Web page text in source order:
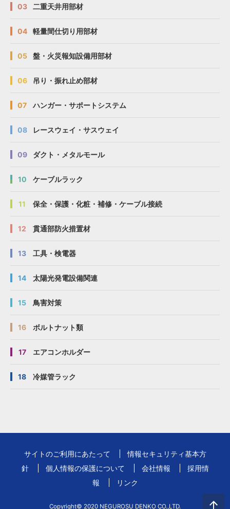
03 二重天井用部材
04 軽量間仕切り用部材
05 盤・火災報知設備用部材
06 吊り・振れ止め部材
07 ハンガー・サポートシステム
08 レースウェイ・サスウェイ
09 ダクト・メタルモール
10 ケーブルラック
11 保全・保護・化粧・補修・ケーブル接続
12 貫通部防火措置材
13 工具・検電器
14 太陽光発電設備関連
15 鳥害対策
16 ボルトナット類
17 エアコンホルダー
18 冷媒管ラック
サイトのご利用にあたって
情報セキュリティ基本方
針
個人情報の保護について 会社情報
採用情
報
リンク
Copyright© 2020 NEGUROSU DENKO CO.,LTD.